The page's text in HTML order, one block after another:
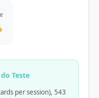
Teste
per session), 543